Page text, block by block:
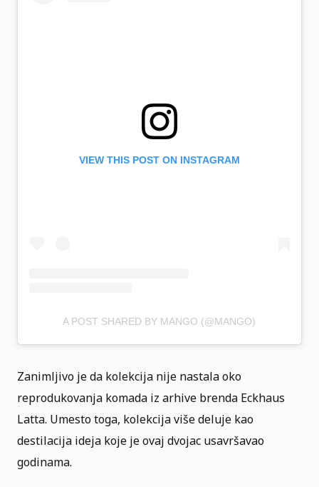
VIEW THIS POST ON INSTAGRAM
A POST SHARED BY MANGO (@MANGO)
Zanimljivo je da kolekcija nije nastala oko
reprodukovanja komada iz arhive brenda Eckhaus
Latta. Umesto toga, kolekcija više deluje kao
destilacija ideja koje je ovaj dvojac usavršavao
godinama.